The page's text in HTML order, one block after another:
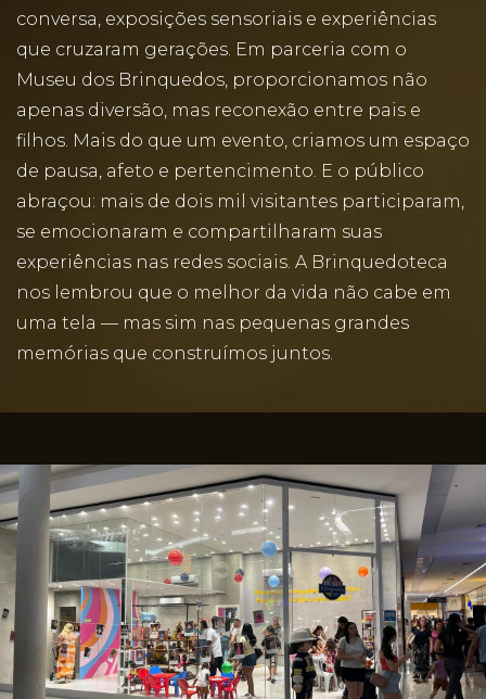
conversa, exposições sensoriais e experiências
que cruzaram gerações. Em parceria com o
Museu dos Brinquedos, proporcionamos não
apenas diversão, mas reconexão entre pais e
filhos. Mais do que um evento, criamos um espaço
de pausa, afeto e pertencimento. E o público
abraçou: mais de dois mil visitantes participaram,
se emocionaram e compartilharam suas
experiências nas redes sociais. A Brinquedoteca
nos lembrou que o melhor da vida não cabe em
uma tela — mas sim nas pequenas grandes
memórias que construímos juntos.